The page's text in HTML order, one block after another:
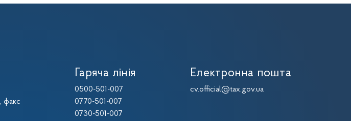
, факс
Гаряча лінія
0500-501-007
0770-501-007
0730-501-007
Електронна пошта
cv.official@tax.gov.ua